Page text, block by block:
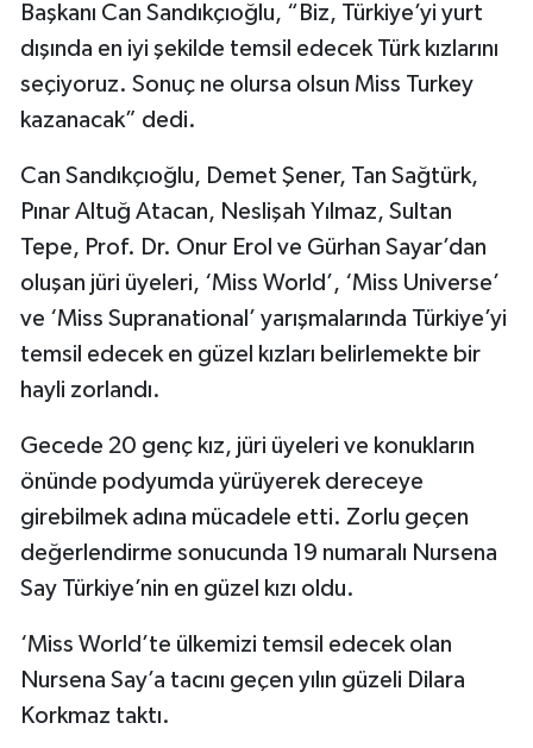
Başkanı Can Sandıkçıoğlu, “Biz, Türkiye’yi yurt
dışında en iyi şekilde temsil edecek Türk kızlarını
seçiyoruz. Sonuç ne olursa olsun Miss Turkey
kazanacak” dedi.
Can Sandıkçıoğlu, Demet Şener, Tan Sağtürk,
Pınar Altuğ Atacan, Neslişah Yılmaz, Sultan
Tepe, Prof. Dr. Onur Erol ve Gürhan Sayar’dan
oluşan jüri üyeleri, ‘Miss World’, ‘Miss Universe’
ve ‘Miss Supranational’ yarışmalarında Türkiye’yi
temsil edecek en güzel kızları belirlemekte bir
hayli zorlandı.
Gecede 20 genç kız, jüri üyeleri ve konukların
önünde podyumda yürüyerek dereceye
girebilmek adına mücadele etti. Zorlu geçen
değerlendirme sonucunda 19 numaralı Nursena
Say Türkiye’nin en güzel kızı oldu.
‘Miss World’te ülkemizi temsil edecek olan
Nursena Say’a tacını geçen yılın güzeli Dilara
Korkmaz taktı.